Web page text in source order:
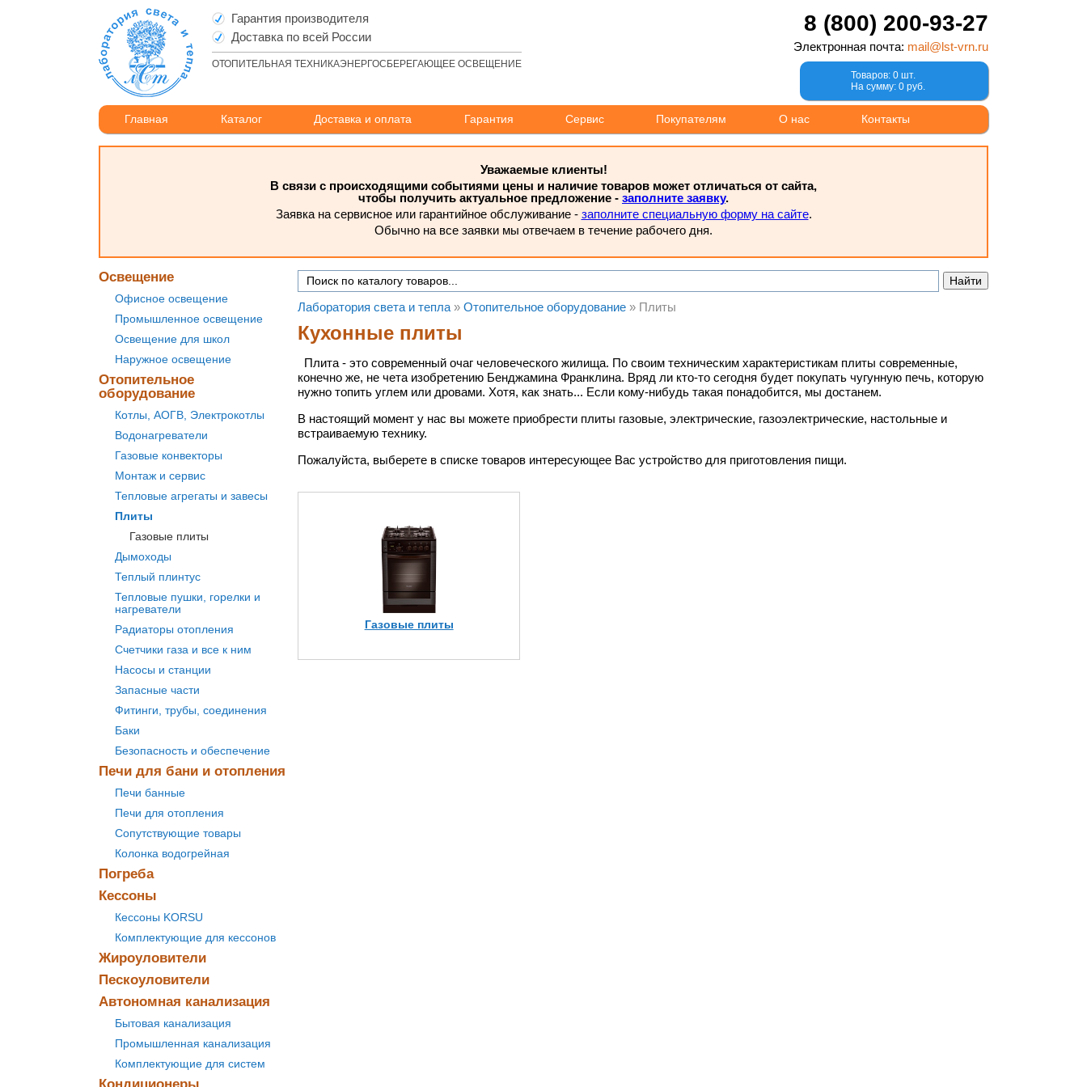
Гарантия производителя
Доставка по всей России
ОТОПИТЕЛЬНАЯ ТЕХНИКАЭНЕРГОСБЕРЕГАЮЩЕЕ ОСВЕЩЕНИЕ
8 (800) 200-93-27
Электронная почта: mail@lst-vrn.ru
Товаров: 0 шт.
На сумму: 0 руб.
Главная Каталог Доставка и оплата Гарантия Сервис Покупателям О нас Контакты
Уважаемые клиенты!
В связи с происходящими событиями цены и наличие товаров может отличаться от сайта,
чтобы получить актуальное предложение - заполните заявку.
Заявка на сервисное или гарантийное обслуживание - заполните специальную форму на сайте.
Обычно на все заявки мы отвечаем в течение рабочего дня.
Освещение
Офисное освещение
Промышленное освещение
Освещение для школ
Наружное освещение
Отопительное
оборудование
Котлы, АОГВ, Электрокотлы
Водонагреватели
Газовые конвекторы
Монтаж и сервис
Тепловые агрегаты и завесы
Плиты
Газовые плиты
Дымоходы
Теплый плинтус
Тепловые пушки, горелки и
нагреватели
Радиаторы отопления
Счетчики газа и все к ним
Насосы и станции
Запасные части
Фитинги, трубы, соединения
Баки
Безопасность и обеспечение
Печи для бани и отопления
Печи банные
Печи для отопления
Сопутствующие товары
Колонка водогрейная
Погреба
Кессоны
Кессоны KORSU
Комплектующие для кессонов
Жироуловители
Пескоуловители
Автономная канализация
Бытовая канализация
Промышленная канализация
Комплектующие для систем
Лаборатория света и тепла » Отопительное оборудование » Плиты
Кухонные плиты
Плита - это современный очаг человеческого жилища. По своим техническим характеристикам плиты современные,
конечно же, не чета изобретению Бенджамина Франклина. Вряд ли кто-то сегодня будет покупать чугунную печь, которую
нужно топить углем или дровами. Хотя, как знать... Если кому-нибудь такая понадобится, мы достанем.
В настоящий момент у нас вы можете приобрести плиты газовые, электрические, газоэлектрические, настольные и
встраиваемую технику.
Пожалуйста, выберете в списке товаров интересующее Вас устройство для приготовления пищи.
Газовые плиты